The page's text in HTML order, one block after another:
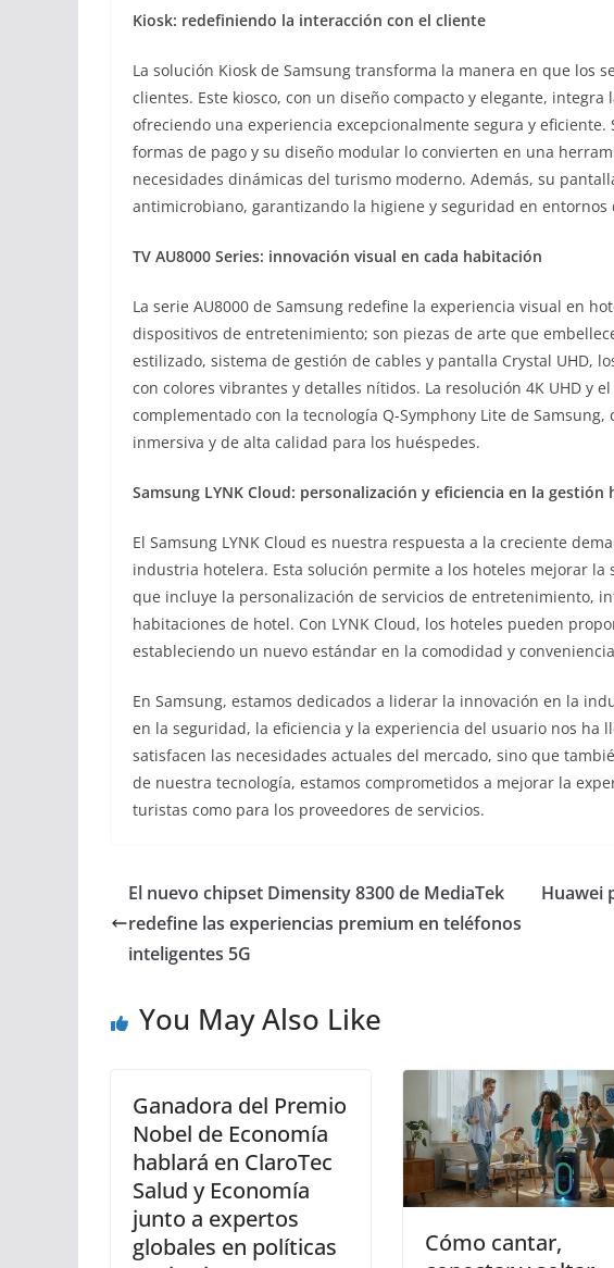
Kiosk: redefiniendo la interacción con el cliente
La solución Kiosk de Samsung transforma la manera en que los
clientes. Este kiosco, con un diseño compacto y elegante, integra
ofreciendo una experiencia excepcionalmente segura y
formas de pago y su diseño modular lo convierten en una
necesidades dinámicas del turismo moderno. Además, su
antimicrobiano, garantizando la higiene y seguridad en entornos
TV AU8000 Series: innovación visual en cada habitación
La serie AU8000 de Samsung redefine la experiencia visual en
dispositivos de entretenimiento; son piezas de arte que
estilizado, sistema de gestión de cables y pantalla Crystal UHD,
con colores vibrantes y detalles nítidos. La resolución 4K UHD y
complementado con la tecnología Q-Symphony Lite de
inmersiva y de alta calidad para los huéspedes.
Samsung LYNK Cloud: personalización y eficiencia en la gestión
El Samsung LYNK Cloud es nuestra respuesta a la creciente
industria hotelera. Esta solución permite a los hoteles mejorar la
que incluye la personalización de servicios de entretenimiento,
habitaciones de hotel. Con LYNK Cloud, los hoteles pueden
estableciendo un nuevo estándar en la comodidad y
En Samsung, estamos dedicados a liderar la innovación en la
en la seguridad, la eficiencia y la experiencia del usuario nos ha
satisfacen las necesidades actuales del mercado, sino que
de nuestra tecnología, estamos comprometidos a mejorar la
turistas como para los proveedores de servicios.
El nuevo chipset Dimensity 8300 de MediaTek
redefine las experiencias premium en teléfonos
inteligentes 5G
Huawei
You May Also Like
Ganadora del Premio
Nobel de Economía
hablará en ClaroTec
Salud y Economía
junto a expertos
globales en políticas
Cómo cantar,